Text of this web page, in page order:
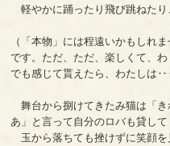
軽やかに踊ったり飛び跳ねたり
（「本物」には程遠いかもしれ
です。ただ、ただ、楽しくて、
でも感じて貰えたら、わたしは
舞台から捌けてきたみ猫は「
あ」と言って自分のロバも貸して
玉から落ちても挫けずに笑顔